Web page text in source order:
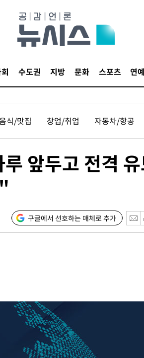
수도권 지방 문화 스포츠 연예
식/맛집 창업/취업 자동차/항공
앞두고 전격
구글에서 선호하는 매체로 추가